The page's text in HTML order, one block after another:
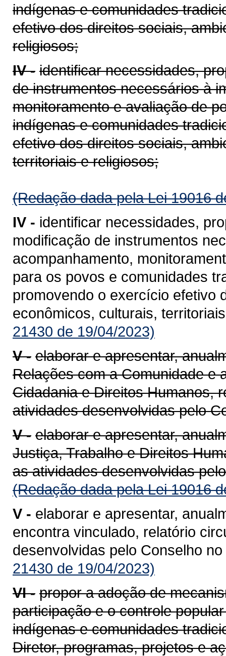
indígenas e comunidades
efetivo dos direitos sociais,
religiosos;
IV - identificar necessidades,
de instrumentos necessários à
monitoramento e avaliação de
indígenas e comunidades
efetivo dos direitos sociais,
territoriais e religiosos;
(Redação dada pela Lei 19016
IV - identificar necessidades,
modificação de instrumentos
acompanhamento,
para os povos e comunidades
promovendo o exercício efetivo
econômicos, culturais,
21430 de 19/04/2023)
V - elaborar e apresentar,
Relações com a Comunidade e
Cidadania e Direitos Humanos,
atividades desenvolvidas pelo
V - elaborar e apresentar,
Justiça, Trabalho e Direitos
as atividades desenvolvidas
(Redação dada pela Lei 19016
V - elaborar e apresentar,
encontra vinculado, relatório
desenvolvidas pelo Conselho
21430 de 19/04/2023)
VI - propor a adoção de
participação e o controle
indígenas e comunidades
Diretor, programas, projetos e